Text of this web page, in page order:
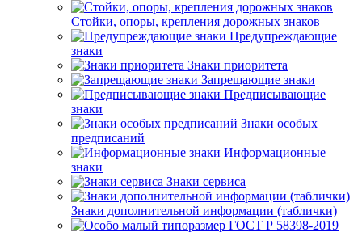
Стойки, опоры, крепления дорожных знаков
Предупреждающие
знаки
Знаки приоритета
Запрещающие знаки
Предписывающие
знаки
Знаки особых
предписаний
Информационные
знаки
Знаки сервиса
Знаки дополнительной информации (таблички)